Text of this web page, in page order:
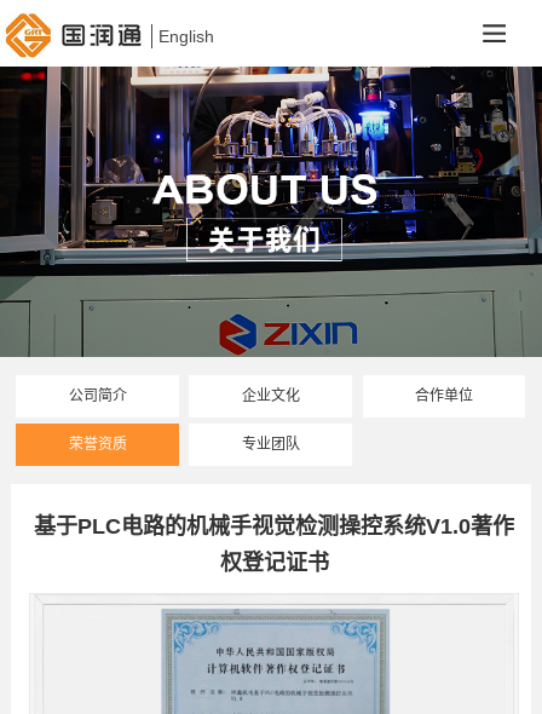
English
公司简介 企业文化 合作单位
荣誉资质 专业团队
基于PLC电路的机械手视觉检测操控系统V1.0著作
权登记证书